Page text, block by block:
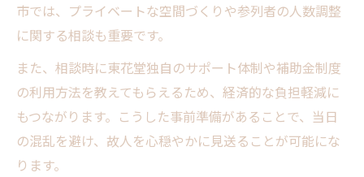
市では、プライベートな空間づくりや参列者の人数調整
に関する相談も重要です。
また、相談時に東花堂独自のサポート体制や補助金制度
の利用方法を教えてもらえるため、経済的な負担軽減に
もつながります。こうした事前準備があることで、当日
の混乱を避け、故人を心穏やかに見送ることが可能にな
ります。